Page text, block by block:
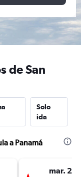
de San
Solo
ida
a Panamá
mar.